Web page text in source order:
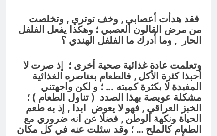
فقد هدأت أعصابي , وخف توتري , وتخلصت
من مرض القالون العصبي ؛ وهكذا يفعل الفلفل
الحار , وما أدرك ما الفلفل الهندي ؟
وتعلمت عادة غذائية صحية أخرى ؛ إذ صرت لا
أحبذا كثرة الأكل , فالطعام بعناصره الغذائية
المفيدة لا بكثرة كميته ... ؛ و لكن واجهتني
مشكلة عويصة بهذا الصدد ( تناول الطعام ) ؛
الخبز العراقي , فهو لا يعوض ابدا , إذ به طعم
الحياة ونكهة الوطن , فضلا عن انه ضروري مع
الطعام كالملح … ؛ وقد سئلت عنه في كل مكان